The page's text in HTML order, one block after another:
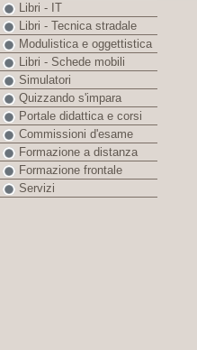
Libri - IT
Libri - Tecnica stradale
Modulistica e oggettistica
Libri - Schede mobili
Simulatori
Quizzando s'impara
Portale didattica e corsi
Commissioni d'esame
Formazione a distanza
Formazione frontale
Servizi